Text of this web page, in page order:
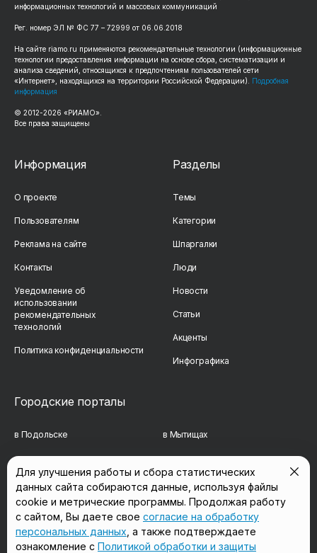
информационных технологий и массовых коммуникаций
Рег. номер ЭЛ № ФС 77 – 72999 от 06.06.2018
На сайте riamo.ru применяются рекомендательные технологии (информационные
технологии предоставления информации на основе сбора, систематизации и
анализа сведений, относящихся к предпочтениям пользователей сети
«Интернет», находящихся на территории Российской Федерации). Подробная
информация
© 2012-2026 «РИАМО».
Все права защищены
Информация
О проекте
Пользователям
Реклама на сайте
Контакты
Уведомление об
использовании
рекомендательных
технологий
Политика конфиденциальности
Разделы
Темы
Категории
Шпаргалки
Люди
Новости
Статьи
Акценты
Инфографика
Городские порталы
в Подольске в Мытищах
в Сергиевом Посаде в Люберцах
в Красногорске в Королёве
в Домодедово в Щёлково
Для улучшения работы и сбора статистических
данных сайта собираются данные, используя файлы
cookie и метрические программы. Продолжая работу
с сайтом, Вы даете свое согласие на обработку
персональных данных , а также подтверждаете
ознакомление с Политикой обработки и защиты